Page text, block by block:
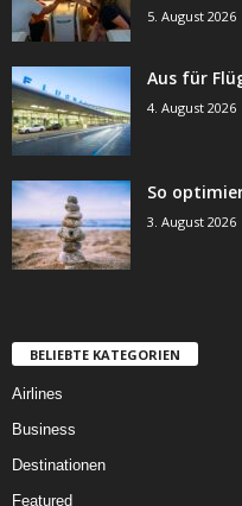
5. August 2026
Aus für
4. August 2026
So
3. August 2026
BELIEBTE KATEGORIEN
Airlines
Business
Destinationen
Featured